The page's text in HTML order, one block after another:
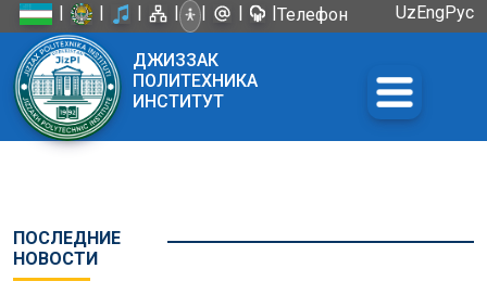
| | | | | | |Телефон
UzEngРус
ДЖИЗЗАК
ПОЛИТЕХНИКА
ИНСТИТУТ
ПОСЛЕДНИЕ
НОВОСТИ